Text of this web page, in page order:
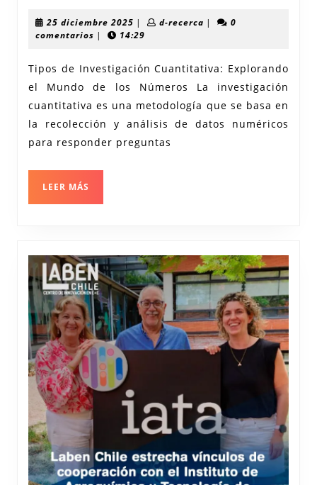
los
Diferentes
de
Investigación
Cuantitativa
25 diciembre 2025 25
diciembre
| d-recercad-|
0
comentarios | 14:29
Tipos de Investigación Cuantitativa: Explorando
el Mundo de los Números La investigación
cuantitativa es una metodología que se basa en
la recolección y análisis de datos numéricos
para responder preguntas
LEER MÁS